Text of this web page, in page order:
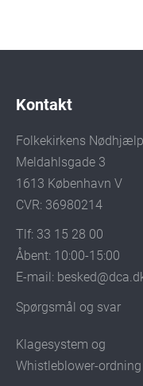
Kontakt
Folkekirkens Nødhjælp
Meldahlsgade 3
1613 København V
CVR: 36980214
Tlf: 33 15 28 00
Åbent: 10:00-15:00
E-mail:
Spørgsmål og svar
Klagesystem og
Whistleblower-ordning